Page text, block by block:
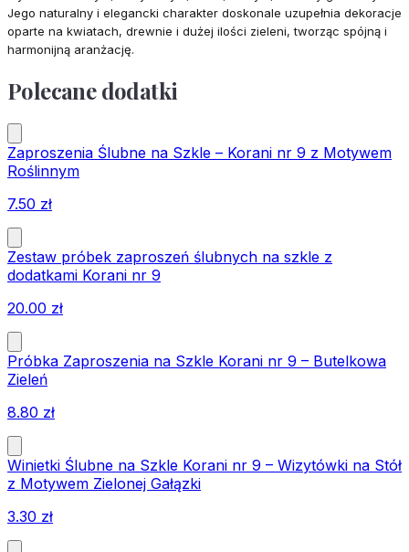
Jego naturalny i elegancki charakter doskonale uzupełnia dekoracje
oparte na kwiatach, drewnie i dużej ilości zieleni, tworząc spójną i
harmonijną aranżację.
Polecane dodatki
Zaproszenia Ślubne na Szkle – Korani nr 9 z Motywem
Roślinnym
7.50 zł
Zestaw próbek zaproszeń ślubnych na szkle z
dodatkami Korani nr 9
20.00 zł
Próbka Zaproszenia na Szkle Korani nr 9 – Butelkowa
Zieleń
8.80 zł
Winietki Ślubne na Szkle Korani nr 9 – Wizytówki na Stół
z Motywem Zielonej Gałązki
3.30 zł